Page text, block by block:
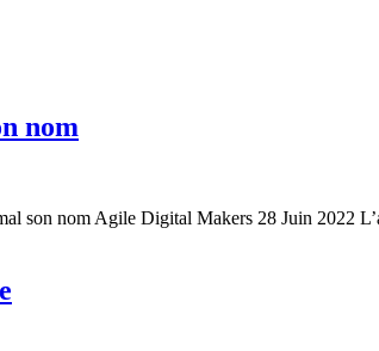
nom
nom Agile Digital Makers 28 Juin 2022